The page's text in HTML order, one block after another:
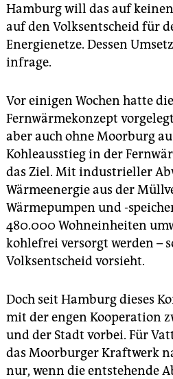
Hamburg will das auf
auf den Volksentscheid für
Energienetze. Dessen
infrage.
Vor einigen Wochen hatte
Fernwärmekonzept
aber auch ohne Moorburg
Kohleausstieg in der
das Ziel. Mit industrieller
Wärmeenergie aus der
Wärmepumpen und -
480.000 Wohneinheiten
kohlefrei versorgt werden –
Volksentscheid vorsieht.
Doch seit Hamburg dieses
mit der engen Kooperation
und der Stadt vorbei. Für
das Moorburger Kraftwerk
nur, wenn die entstehende